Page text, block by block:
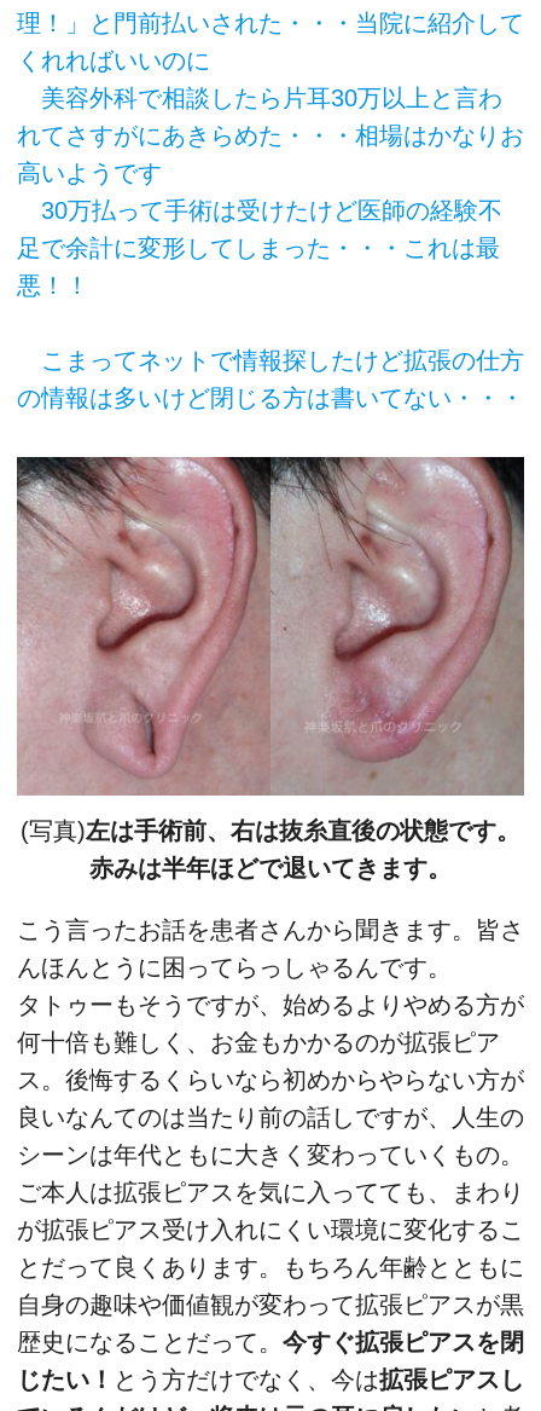
理！」と門前払いされた・・・当院に紹介して
くれればいいのに
美容外科で相談したら片耳30万以上と言わ
れてさすがにあきらめた・・・相場はかなりお
高いようです
30万払って手術は受けたけど医師の経験不
足で余計に変形してしまった・・・これは最
悪！！
こまってネットで情報探したけど拡張の仕方
の情報は多いけど閉じる方は書いてない・・・
(写真)左は手術前、右は抜糸直後の状態です。
赤みは半年ほどで退いてきます。
こう言ったお話を患者さんから聞きます。皆さ
んほんとうに困ってらっしゃるんです。
タトゥーもそうですが、始めるよりやめる方が
何十倍も難しく、お金もかかるのが拡張ピア
ス。後悔するくらいなら初めからやらない方が
良いなんてのは当たり前の話しですが、人生の
シーンは年代ともに大きく変わっていくもの。
ご本人は拡張ピアスを気に入ってても、まわり
が拡張ピアス受け入れにくい環境に変化するこ
とだって良くあります。もちろん年齢とともに
自身の趣味や価値観が変わって拡張ピアスが黒
歴史になることだって。 今すぐ拡張ピアスを閉
じたい！ とう方だけでなく、今は拡張ピアスし